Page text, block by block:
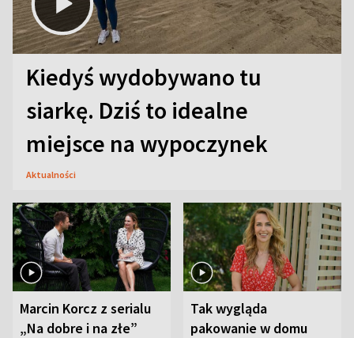
Kiedyś wydobywano tu
siarkę. Dziś to idealne
miejsce na wypoczynek
Aktualności
Marcin Korcz z serialu
„Na dobre i na złe”
Tak wygląda
pakowanie w domu